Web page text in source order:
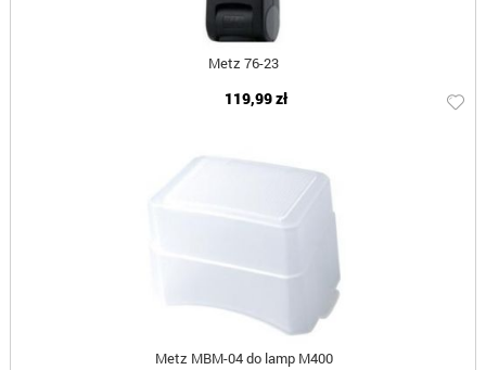
Metz 76-23
119,99 zł
Metz MBM-04 do lamp M400